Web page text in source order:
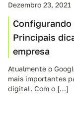
Dezembro 23, 2021
Principais
empresa
Atualmente o
mais importantes
digital. Com o […]